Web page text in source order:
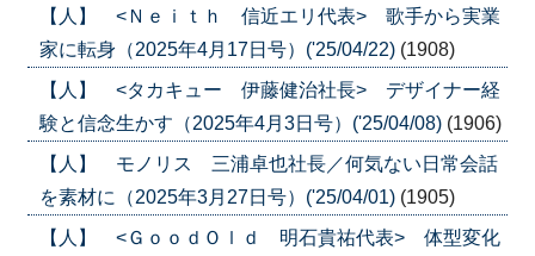
【人】 <Ｎｅｉｔｈ 信近エリ代表> 歌手から実業
家に転身（2025年4月17日号）('25/04/22) (1908)
【人】 <タカキュー 伊藤健治社長> デザイナー経
験と信念生かす（2025年4月3日号）('25/04/08) (1906)
【人】 モノリス 三浦卓也社長／何気ない日常会話
を素材に（2025年3月27日号）('25/04/01) (1905)
【人】 <ＧｏｏｄＯｌｄ 明石貴祐代表> 体型変化